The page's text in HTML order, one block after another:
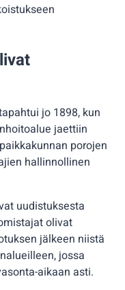
jo 1898, kun
jaettiin
porojen
hallinnollinen
uudistuksesta
olivat
jälkeen niistä
jossa
aikaan asti.